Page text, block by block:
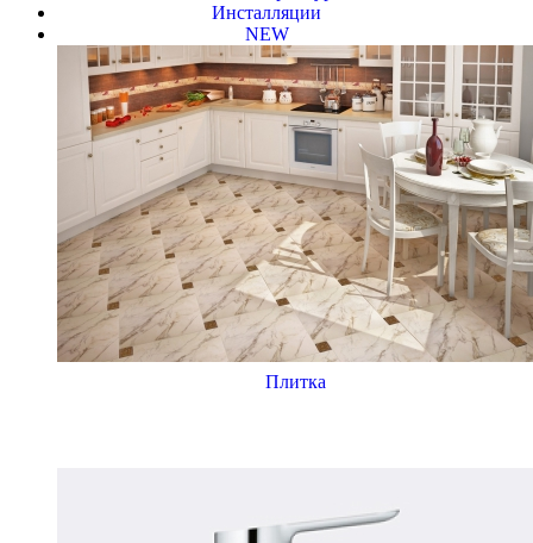
Инсталляции
NEW
Плитка